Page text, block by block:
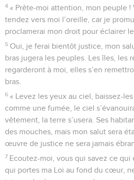
4 « Prête-moi attention, mon peuple !
tendez vers moi l’oreille, car je
proclamerai mon droit pour éclairer
5 Oui, je ferai bientôt justice, mon
bras jugera les peuples. Les îles, les
regarderont à moi, elles s’en
bras.
6 « Levez les yeux au ciel, baissez-les
comme une fumée, le ciel
vêtement, la terre s’usera. Ses
des mouches, mais mon salut sera
œuvre de justice ne sera jamais
7 Ecoutez-moi, vous qui savez ce qui
qui portes ma Loi au fond du cœur,